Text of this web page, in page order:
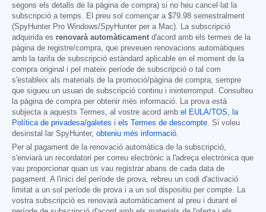
segons els detalls de la pàgina de compra) si no heu cancel·lat la
subscripció a temps. El preu sol començar a $79.98 semestralment
(SpyHunter Pro Windows/SpyHunter per a Mac). La subscripció
adquirida es renovarà automàticament d'acord amb els termes de la
pàgina de registre/compra, que preveuen renovacions automàtiques
amb la tarifa de subscripció estàndard aplicable en el moment de la
compra original i pel mateix període de subscripció o tal com
s'estableix als materials de la promoció/pàgina de compra, sempre
que sigueu un usuari de subscripció continu i ininterromput. Consulteu
la pàgina de compra per obtenir més informació. La prova està
subjecta a aquests Termes, al vostre acord amb el EULA/TOS, la
Política de privadesa/galetes i els Termes de descompte. Si voleu
desinstal·lar SpyHunter, obteniu més informació.
Per al pagament de la renovació automàtica de la subscripció,
s'enviarà un recordatori per correu electrònic a l'adreça electrònica que
vau proporcionar quan us vau registrar abans de cada data de
pagament. A l'inici del període de prova, rebreu un codi d'activació
limitat a un sol període de prova i a un sol dispositiu per compte. La
vostra subscripció es renovarà automàticament al preu i durant el